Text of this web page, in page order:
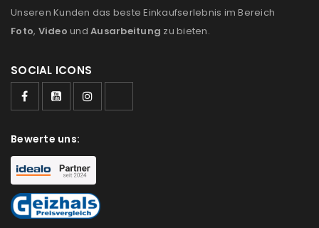
E-Mail-Adresse
Ein Link zum Erstellen eines neuen Passworts wird an
deine E-Mail-Adresse gesendet.
NEWSLETTER ABONNIEREN
Please select all the ways you would like to hear from
us
Ich stimme zu
Unseren Kunden das beste Einkaufserlebnis im Bereich
Foto, Video und Ausarbeitung zu bieten.
SOCIAL ICONS
Bewerte uns: